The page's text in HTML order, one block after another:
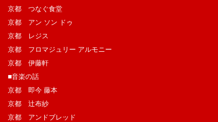
京都 つなぐ食堂
京都 アン ソン ドゥ
京都 レジス
京都 フロマジュリー アルモニー
京都 伊藤軒
■音楽の話
京都 即今 藤本
京都 辻布紗
京都 アンドブレッド